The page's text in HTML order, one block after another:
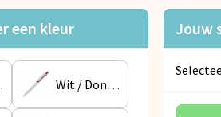
een kleur
Wit / Donker Roze
Jouw